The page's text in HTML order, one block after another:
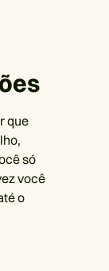
que
só
você
o